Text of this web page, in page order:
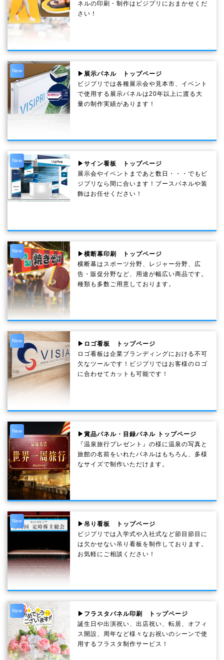
ネルの印刷・制作は ビジプリ におまかせくだ
さい！
New
▶展示パネル トップページ
ビジプリでは各種展示会や見本市、イベント
で使用する展示パネルは20年以上に渡る大
量の制作実績があります！
New
▶サイン看板 トップページ
展示会やイベントまであと数日・・・でもビ
ジプリなら間に合います！ブースパネルや装
飾はお任せください！
New
▶横断幕印刷 トップページ
横断幕はスポーツ分野、レジャー分野、広
告・販促分野など、用途が幅広い商品です。
種類も多数ご用意しております。
New
▶ロゴ看板 トップページ
ロゴ看板は企業ブランディングにおける不可
欠なツールです！ビジプリではお客様のロゴ
に合わせてカットも可能です！
New
▶賞品パネル・目録パネル トップページ
『温泉旅行プレゼント』の様に温泉の写真と
旅館の名前をいれたパネルはもちろん、多様
なサイズで制作いただけます。
New
▶吊り看板 トップページ
ビジプリでは入学式や入社式など節目節目に
は欠かせない吊り看板を制作しております。
お気軽にご相談ください！
New
▶フラスタパネル印刷 トップページ
誕生日や出演祝い、出店祝い、転居、オフィ
ス開設、周年など様々なお祝いのシーンで使
用するフラスタ制作サービス！